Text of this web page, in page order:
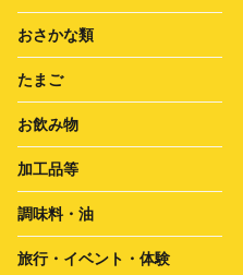
おさかな類
たまご
お飲み物
加工品等
調味料・油
旅行・イベント・体験